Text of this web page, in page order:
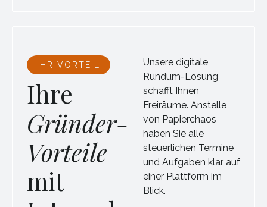
IHR VORTEIL
Ihre
Gründer-
Vorteile
mit
Unsere digitale
Rundum-Lösung
schafft Ihnen
Freiräume. Anstelle
von Papierchaos
haben Sie alle
steuerlichen Termine
und Aufgaben klar auf
einer Plattform im
Blick.